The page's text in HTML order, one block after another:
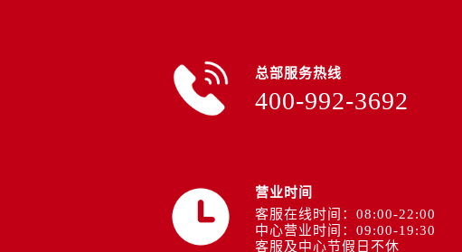
总部服务热线
400-992-3692
营业时间
客服在线时间：08:00-22:00
中心营业时间：09:00-19:30
客服及中心节假日不休